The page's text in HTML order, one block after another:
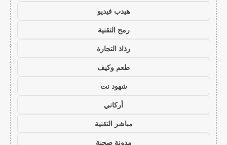
هيدب فيديو
رمح التقنية
رذاذ التجارة
طعم وكيف
شهود نت
أركاني
مباشر التقنية
مدونة صحبة